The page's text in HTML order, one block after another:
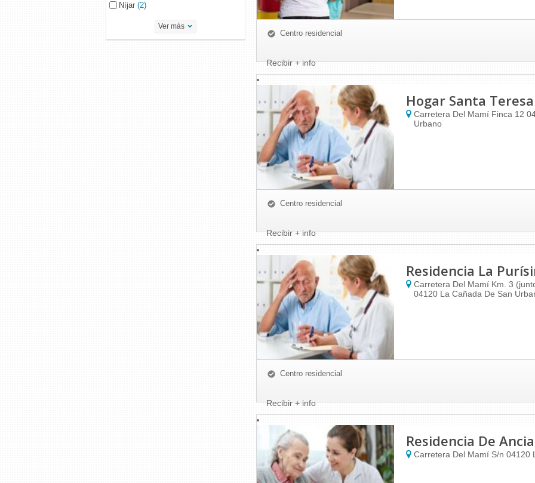
Níjar (2)
Ver más
Centro residencial
Recibir + info
Hogar Santa
Carretera Del Mamí Finca 12
Urbano
Centro residencial
Recibir + info
Residencia La
Carretera Del Mamí Km. 3
04120 La Cañada De San
Centro residencial
Recibir + info
Residencia De
Carretera Del Mamí S/n 04120